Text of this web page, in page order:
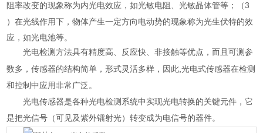
阻率改变的现象称为内光电效应，如光敏电阻、光敏晶体管等；（3
）在光线作用下，物体产生一定方向电动势的现象称为光生伏特的效
应，如光电池等。
光电检测方法具有精度高、反应快、非接触等优点，而且可测参
数多，传感器的结构简单，形式灵活多样，因此 ,光电式传感器在检测
和控制中应用非常广泛。
光电传感器是各种光电检测系统中实现光电转换的关键元件，它
是把光信号（可见及紫外镭射光）转变成为电信号的器件。